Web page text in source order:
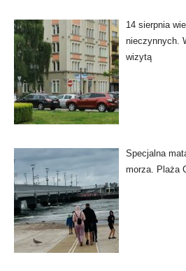
14 sierpnia
nieczynnych.
wizytą
Specjalna
morza. Plaża